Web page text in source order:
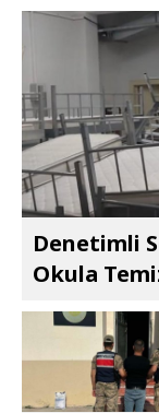
Denetimli
Okula